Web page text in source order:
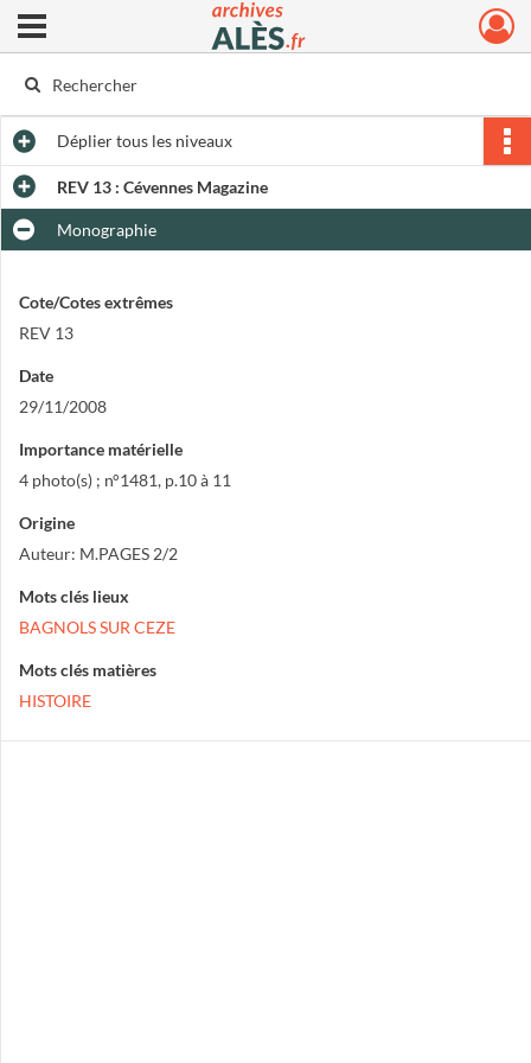
Archives municipales d'Alès
Ouvrir le menu déroulant
Dépliertous les niveaux
REV 13 : Cévennes Magazine
Monographie
Cote/Cotes extrêmes
REV 13
Date
29/11/2008
Importance matérielle
4 photo(s) ; n°1481, p.10 à 11
Origine
Auteur: M.PAGES 2/2
Mots clés lieux
BAGNOLS SUR CEZE
Mots clés matières
HISTOIRE